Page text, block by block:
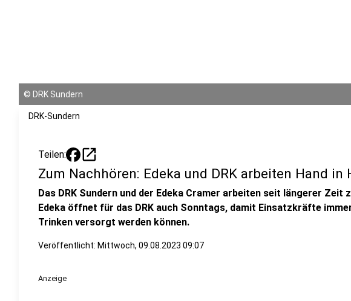
© DRK Sundern
DRK-Sundern
Teilen: open_in_new
Zum Nachhören: Edeka und DRK arbeiten Hand in
Das DRK Sundern und der Edeka Cramer arbeiten seit längerer Zeit
Edeka öffnet für das DRK auch Sonntags, damit Einsatzkräfte
Trinken versorgt werden können.
Veröffentlicht: Mittwoch, 09.08.2023 09:07
Anzeige